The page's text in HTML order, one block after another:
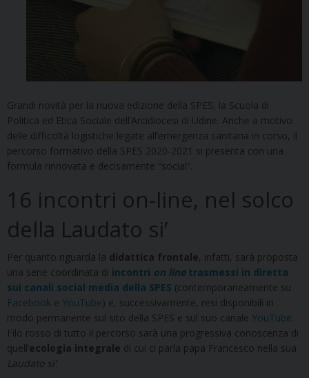
Grandi novità per la nuova edizione della SPES, la Scuola di
Politica ed Etica Sociale dell’Arcidiocesi di Udine. Anche a motivo
delle difficoltà logistiche legate all’emergenza sanitaria in corso, il
percorso formativo della SPES 2020-2021 si presenta con una
formula rinnovata e decisamente “social”.
16 incontri on-line, nel solco
della Laudato si’
Per quanto riguarda la didattica frontale , infatti, sarà proposta
una serie coordinata di incontri on linetrasmessi in diretta
sui canali social media della SPES (contemporaneamente su
Facebook e YouTube) e, successivamente, resi disponibili in
modo permanente sul sito della SPES e sul suo canale YouTube
Filo rosso di tutto il percorso sarà una progressiva conoscenza di
quell’ecologia integrale di cui ci parla papa Francesco nella sua
Laudato si’.